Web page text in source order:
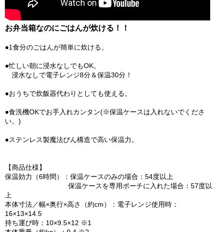
お弁当箱なのにごはんが炊ける！！
●1食分のごはんが簡単に炊ける。
●忙しい朝に浸水なしでもOK。
浸水なしで電子レンジ8分＆保温30分！
●おうちで炊飯器代わりとしても使える。
●食洗機OKでお手入れカンタン(※保温ケースは入れないでくださ
い。)
●ステンレス製魔法びん構造で高い保温力。
【商品仕様】
保温効力（6時間）：保温ケースのみの場合：54度以上
保温ケースを専用ポーチに入れた場合：57度以
上
本体寸法／幅×奥行×高さ（約cm）：電子レンジ使用時：
16×13×14.5
持ち運び時：10×9.5×12 ※1